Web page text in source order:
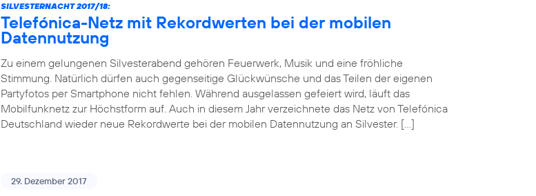
SILVESTERNACHT 2017/18:
Telefónica-Netz mit Rekordwerten bei der mobilen
Datennutzung
Zu einem gelungenen Silvesterabend gehören Feuerwerk, Musik und eine fröhliche
Stimmung. Natürlich dürfen auch gegenseitige Glückwünsche und das Teilen der eigenen
Partyfotos per Smartphone nicht fehlen. Während ausgelassen gefeiert wird, läuft das
Mobilfunknetz zur Höchstform auf. Auch in diesem Jahr verzeichnete das Netz von Telefónica
Deutschland wieder neue Rekordwerte bei der mobilen Datennutzung an Silvester. […]
29. Dezember 2017